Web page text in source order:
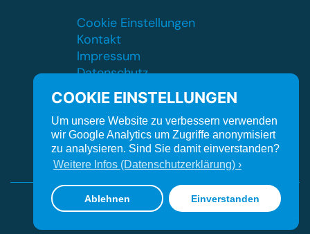
COOKIE EINSTELLUNGEN
Um unsere Website zu verbessern verwenden
wir Google Analytics um Zugriffe anonymisiert
zu analysieren. Sind Sie damit einverstanden?
Weitere Infos (Datenschutzerklärung) ›
Ablehnen Einverstanden
Cookie Einstellungen
Kontakt
Impressum
Datenschutz
Orgavision
© Kliniken Südostbayern